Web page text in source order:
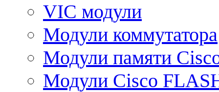
VIC модули
Модули коммутатора
Модули памяти
Модули Cisco